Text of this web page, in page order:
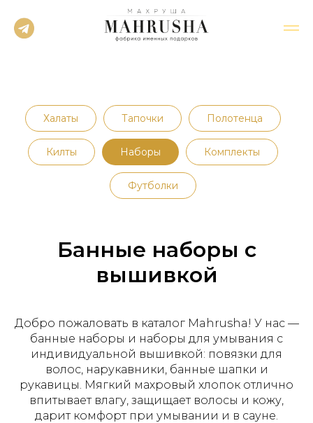
Халаты Тапочки Полотенца
Килты Наборы Комплекты
Футболки
Банные наборы с
вышивкой
Добро пожаловать в каталог Mahrusha! У нас —
банные наборы и наборы для умывания с
индивидуальной вышивкой: повязки для
волос, нарукавники, банные шапки и
рукавицы. Мягкий махровый хлопок отлично
впитывает влагу, защищает волосы и кожу,
дарит комфорт при умывании и в сауне.